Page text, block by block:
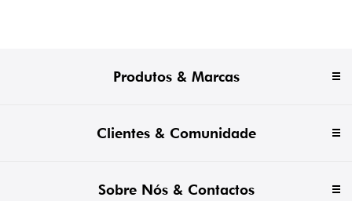
Produtos & Marcas
Clientes & Comunidade
Sobre Nós & Contactos